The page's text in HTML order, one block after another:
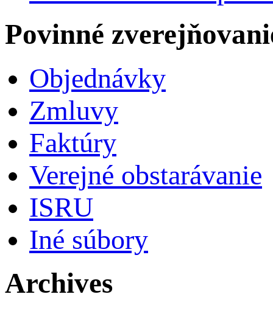
Povinné
Objednávky
Zmluvy
Faktúry
Verejné obstarávanie
ISRU
Iné súbory
Archives